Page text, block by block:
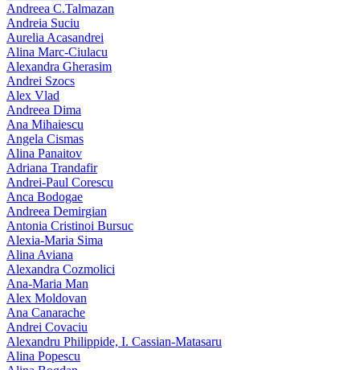
Andreea C.Talmazan
Andreia Suciu
Aurelia Acasandrei
Alina Marc-Ciulacu
Alexandra Gherasim
Andrei Szocs
Alex Vlad
Andreea Dima
Ana Mihaiescu
Angela Cismas
Alina Panaitov
Adriana Trandafir
Andrei-Paul Corescu
Anca Bodogae
Andreea Demirgian
Antonia Cristinoi Bursuc
Alexia-Maria Sima
Alina Aviana
Alexandra Cozmolici
Ana-Maria Man
Alex Moldovan
Ana Canarache
Andrei Covaciu
Alexandru Philippide, I. Cassian‑Matasaru
Alina Popescu